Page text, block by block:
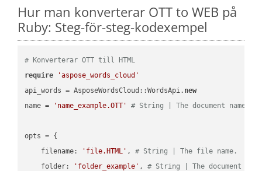
Hur man konverterar OTT to WEB på
Ruby: Steg-för-steg-kodexempel
# Konverterar OTT till HTML
require
'aspose_words_cloud'
api_words = AsposeWordsCloud::WordsApi. new
name =
'name_example.OTT' # String | The document name.
opts = {
    filename:
'file.HTML' , # String | The file name.
    folder:
'folder_example' , # String | The document